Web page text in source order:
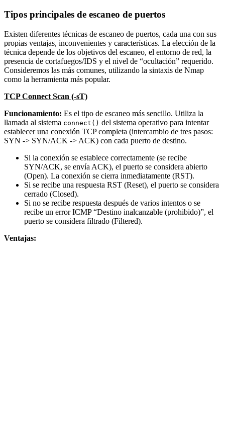
Tipos principales de escaneo de puertos
Existen diferentes técnicas de escaneo de puertos, cada una con sus
propias ventajas, inconvenientes y características. La elección de la
técnica depende de los objetivos del escaneo, el entorno de red, la
presencia de cortafuegos/IDS y el nivel de “ocultación” requerido.
Consideremos las más comunes, utilizando la sintaxis de Nmap
como la herramienta más popular.
TCP Connect Scan (-sT)
Funcionamiento: Es el tipo de escaneo más sencillo. Utiliza la
llamada al sistema connect() del sistema operativo para intentar
establecer una conexión TCP completa (intercambio de tres pasos:
SYN -> SYN/ACK -> ACK) con cada puerto de destino.
Si la conexión se establece correctamente (se recibe
SYN/ACK, se envía ACK), el puerto se considera abierto
(Open). La conexión se cierra inmediatamente (RST).
Si se recibe una respuesta RST (Reset), el puerto se considera
cerrado (Closed).
Si no se recibe respuesta después de varios intentos o se
recibe un error ICMP “Destino inalcanzable (prohibido)”, el
puerto se considera filtrado (Filtered).
Ventajas: